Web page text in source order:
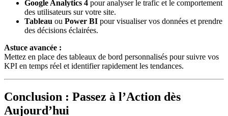
Google Analytics 4 pour analyser le trafic et le comportement
des utilisateurs sur votre site.
Tableau ou Power BI pour visualiser vos données et prendre
des décisions éclairées.
Astuce avancée :
Mettez en place des tableaux de bord personnalisés pour suivre vos
KPI en temps réel et identifier rapidement les tendances.
Conclusion : Passez à l’Action dès
Aujourd’hui